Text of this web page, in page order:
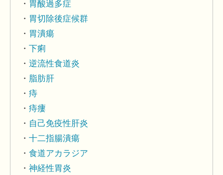
胃酸過多症
胃切除後症候群
胃潰瘍
下痢
逆流性食道炎
脂肪肝
痔
痔瘻
自己免疫性肝炎
十二指腸潰瘍
食道アカラジア
神経性胃炎